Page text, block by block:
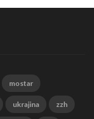
mostar
ukrajina zzh